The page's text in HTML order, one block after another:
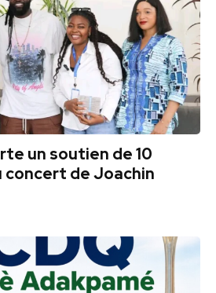
un soutien de 10
concert de Joachin